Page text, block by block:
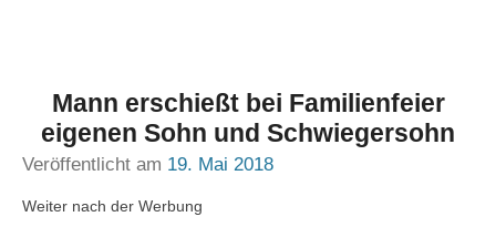
Mann erschießt bei Familienfeier
eigenen Sohn und Schwiegersohn
Veröffentlicht am 19. Mai 2018
Weiter nach der Werbung